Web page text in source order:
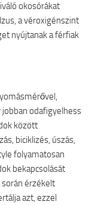
okosórákat
a véroxigénszint
nyújtanak a férfiak
odafigyelhess
között
biciklizés, úszás,
folyamatosan
bekapcsolását
érzékelt
azt, ezzel